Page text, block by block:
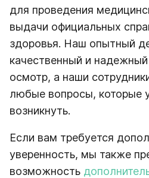
для проведения
выдачи официальных
здоровья. Наш опытный
качественный и
осмотр, а наши
любые вопросы, которые
возникнуть.
Если вам требуется
уверенность, мы также
возможность